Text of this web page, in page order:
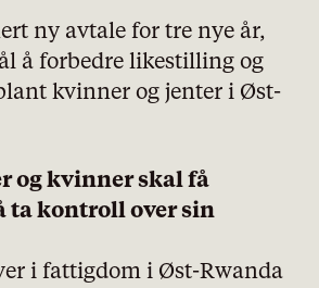
ny avtale for tre nye år,
å forbedre likestilling og
kvinner og jenter i Øst-
og kvinner skal få
ta kontroll over sin
i fattigdom i Øst-Rwanda